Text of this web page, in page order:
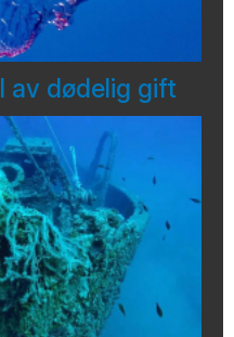
av dødelig gift